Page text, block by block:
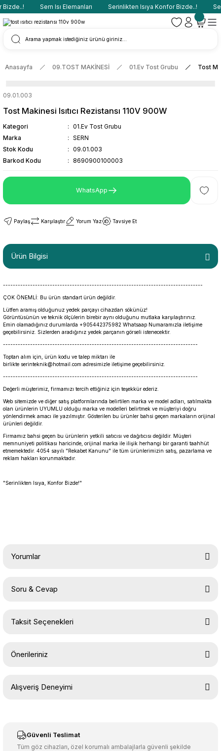
Sern Isı Elemanları Serinlikten Isıya Konfor Bizde..!
Anasayfa 09.TOST MAKİNESİ 01.Ev Tost Grubu Tost
09.01.003
Tost Makinesi Isıtıcı Rezistansı 110V 900W
Kategori
01.Ev Tost Grubu
Marka
SERN
Stok Kodu
09.01.003
Barkod Kodu
8690900100003
WhatsApp
Paylaş Karşılaştır Yorum Yaz Tavsiye Et
Ürün Bilgisi
---------------------------------------------------------------------------------
ÇOK ÖNEMLİ: Bu ürün standart ürün değildir.
Lütfen aramış olduğunuz yedek parçayı cihazdan sökünüz!
Görüntüsünün ve teknik ölçülerin birebir aynı olduğunu mutlaka karşılaştırınız.
Emin olamadığınız durumlarda +905442375982 Whatsaap Numaramızla iletişime
geçebilirsiniz. Sizlerden aradığınız yedek parçanın görseli istenecektir.
-------------------------------------------------------------------------------
Toptan alım için, ürün kodu ve talep miktarı ile
birlikte serinteknik@hotmail.com adresimizle iletişime geçebilirsiniz.
-------------------------------------------------------------------------------
Değerli müşterimiz, firmamızı tercih ettiğiniz için teşekkür ederiz.
Web sitemizde ve diğer satış platformlarında belirtilen marka ve model adları, satılmakta
olan ürünlerin UYUMLU olduğu marka ve modelleri belirtmek ve müşteriyi doğru
yönlendirmek amacı ile yazılmıştır. Gösterilen bu ürünler bahsi geçen markaların orijinal
ürünleri değildir.
Firmamız bahsi geçen bu ürünlerin yetkili satıcısı ve dağıtıcısı değildir. Müşteri
memnuniyeti politikası haricinde, orijinal marka ile ilişik herhangi bir garanti taahhüt
etmemektedir. 4054 sayılı "Rekabet Kanunu" ile tüm ürünlerimizin satış, pazarlama ve
reklam hakları korunmaktadır.
"Serinlikten Isıya, Konfor Bizde!"
Yorumlar
Soru & Cevap
Taksit Seçenekleri
Önerileriniz
konularda yetersiz gördüğünüz noktaları öneri formunu kullanarak
Ürün resmi kalitesiz, bozuk veya görüntülenemiyor.
Ürün açıklamasında eksik bilgiler bulunuyor.
Alışveriş Deneyimi
Güvenli Teslimat
Tüm göz cihazları, özel korumalı ambalajlarla güvenli şekilde